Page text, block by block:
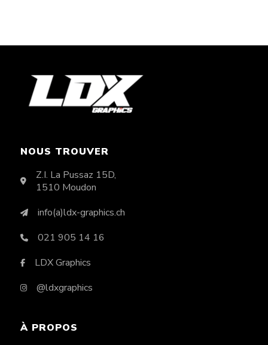
NOUS TROUVER
Z.I. La Pussaz 15D,
1510 Moudon
info(a)ldx-graphics.ch
021 905 14 16
LDX Graphics
@ldxgraphics
À PROPOS